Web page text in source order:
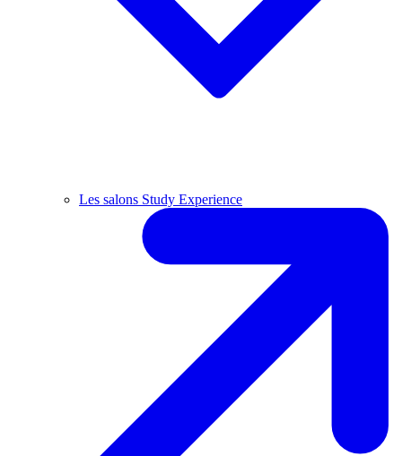
Les salons Study Experience